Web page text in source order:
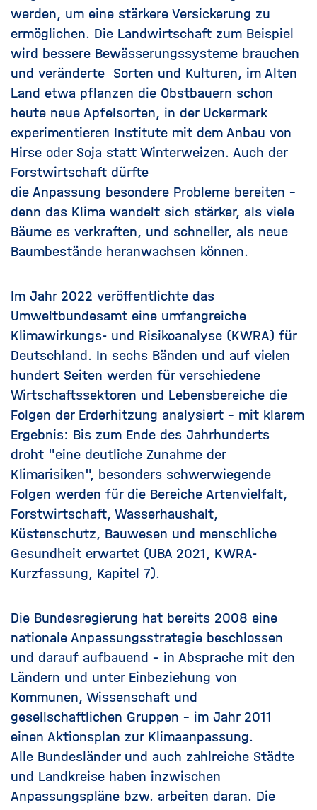
werden, um eine stärkere Versickerung zu
ermöglichen. Die Landwirtschaft zum Beispiel
wird bessere Bewässerungssysteme brauchen
und veränderte Sorten und Kulturen, im Alten
Land etwa pflanzen die Obstbauern schon
heute neue Apfelsorten, in der Uckermark
experimentieren Institute mit dem Anbau von
Hirse oder Soja statt Winterweizen. Auch der
Forstwirtschaft dürfte
die Anpassung besondere Probleme bereiten –
denn das Klima wandelt sich stärker, als viele
Bäume es verkraften, und schneller, als neue
Baumbestände heranwachsen können.
Im Jahr 2022 veröffentlichte das
Umweltbundesamt eine umfangreiche
Klimawirkungs- und Risikoanalyse (KWRA) für
Deutschland. In sechs Bänden und auf vielen
hundert Seiten werden für verschiedene
Wirtschaftssektoren und Lebensbereiche die
Folgen der Erderhitzung analysiert – mit klarem
Ergebnis: Bis zum Ende des Jahrhunderts
droht "eine deutliche Zunahme der
Klimarisiken", besonders schwerwiegende
Folgen werden für die Bereiche Artenvielfalt,
Forstwirtschaft, Wasserhaushalt,
Küstenschutz, Bauwesen und menschliche
Gesundheit erwartet (UBA 2021, KWRA-
Kurzfassung, Kapitel 7).
Die Bundesregierung hat bereits 2008 eine
nationale Anpassungsstrategie beschlossen
und darauf aufbauend – in Absprache mit den
Ländern und unter Einbeziehung von
Kommunen, Wissenschaft und
gesellschaftlichen Gruppen – im Jahr 2011
einen Aktionsplan zur Klimaanpassung.
Alle Bundesländer und auch zahlreiche Städte
und Landkreise haben inzwischen
Anpassungspläne bzw. arbeiten daran. Die